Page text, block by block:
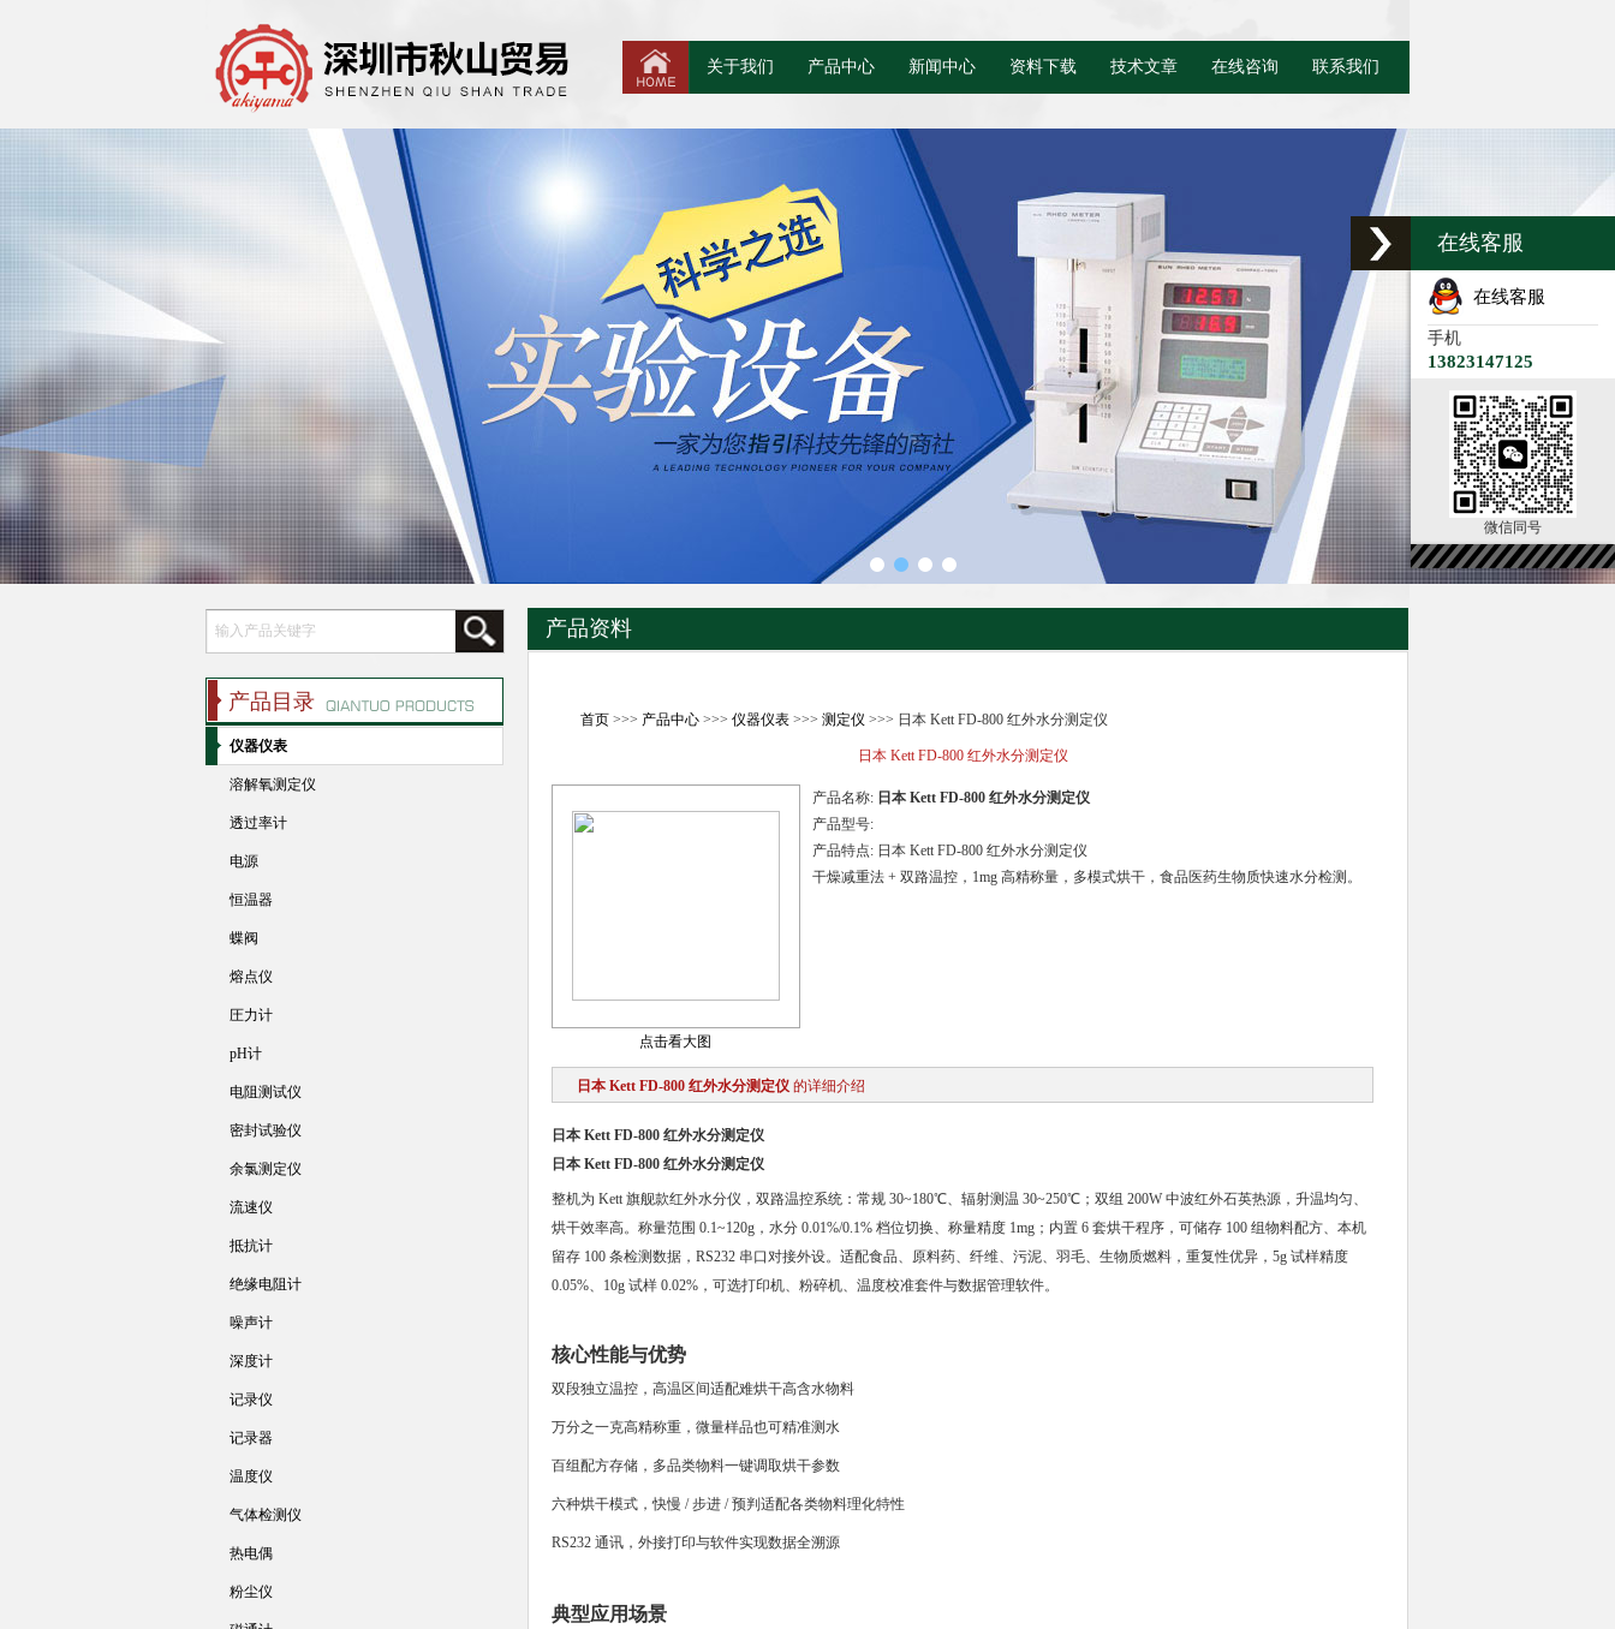
关于我们 产品中心 新闻中心 资料下载 技术文章 在线咨询 联系我们
产品资料
首页>>> 产品中心>>> 仪器仪表>>> 测定仪 >>> 日本 Kett FD-800 红外水分测定仪
日本 Kett FD-800 红外水分测定仪
点击看大图
产品名称: 日本 Kett FD-800 红外水分测定仪
产品型号:
产品特点: 日本 Kett FD-800 红外水分测定仪
干燥减重法 + 双路温控，1mg 高精称量，多模式烘干，食品医药生物质快速水分检测。
日本 Kett FD-800 红外水分测定仪 的详细介绍
日本 Kett FD-800 红外水分测定仪
日本 Kett FD-800 红外水分测定仪
整机为 Kett 旗舰款红外水分仪，双路温控系统：常规 30~180℃、辐射测温 30~250℃；双组 200W 中波红外石英热源，升温均匀、
烘干效率高。称量范围 0.1~120g，水分 0.01%/0.1% 档位切换、称量精度 1mg；内置 6 套烘干程序，可储存 100 组物料配方、本机
留存 100 条检测数据，RS232 串口对接外设。适配食品、原料药、纤维、污泥、羽毛、生物质燃料，重复性优异，5g 试样精度
0.05%、10g 试样 0.02%，可选打印机、粉碎机、温度校准套件与数据管理软件。
核心性能与优势
双段独立温控，高温区间适配难烘干高含水物料
万分之一克高精称重，微量样品也可精准测水
百组配方存储，多品类物料一键调取烘干参数
六种烘干模式，快慢 / 步进 / 预判适配各类物料理化特性
RS232 通讯，外接打印与软件实现数据全溯源
典型应用场景
产品目录
仪器仪表
溶解氧测定仪
透过率计
电源
恒温器
蝶阀
熔点仪
圧力计
pH计
电阻测试仪
密封试验仪
余氯测定仪
流速仪
抵抗计
绝缘电阻计
噪声计
深度计
记录仪
记录器
温度仪
气体检测仪
热电偶
粉尘仪
在线客服
在线客服
手机
13823147125
微信同号